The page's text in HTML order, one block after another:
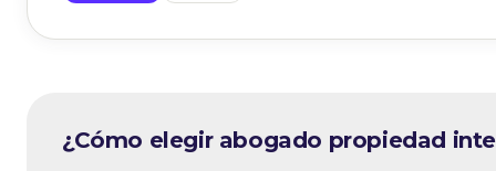
¿Cómo elegir abogado propiedad